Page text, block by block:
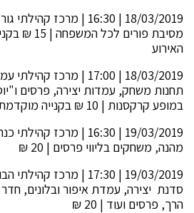
18/03/2019 | 16:30 | מרכז
האירוע
18/03/2019 | 17:00 | מרכז
תחנות משחק, עמדות יצירה, פרסים
במופע קרקסנות | 10 ₪ בקנייה מוקדמת 15 ₪ ביום האירוע
19/03/2019 | 16:30 |
מהנה, משחקים בליווי פרסים | 20 ₪
19/03/2019 | 17:30 | מרכז
סדנת יצירה, עמדת איפור ובלונים,
הרך, פרסים ועוד | 20 ₪